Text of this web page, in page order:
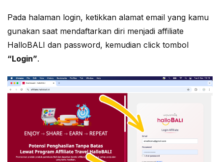
Pada halaman login, ketikkan alamat email yang kamu
gunakan saat mendaftarkan diri menjadi affiliate
HalloBALI dan password, kemudian click tombol
“Login”.